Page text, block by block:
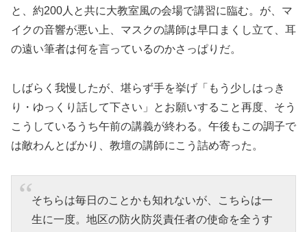
と、約200人と共に大教室風の会場で講習に臨む。が、マ
イクの音響が悪い上、マスクの講師は早口まくし立て、耳
の遠い筆者は何を言っているのかさっぱりだ。
しばらく我慢したが、堪らず手を挙げ「もう少しはっき
り・ゆっくり話して下さい」とお願いすること再度、そう
こうしているうち午前の講義が終わる。午後もこの調子で
は敵わんとばかり、教壇の講師にこう詰め寄った。
そちらは毎日のことかも知れないが、こちらは一
生に一度。地区の防火防災責任者の使命を全うす